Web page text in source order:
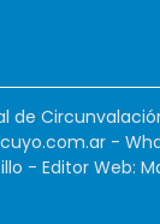
de
-
- Editor Web: